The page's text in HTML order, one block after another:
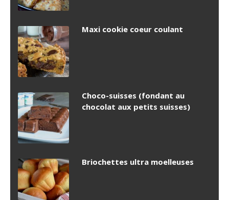
Maxi cookie coeur coulant
Choco-suisses (fondant au
chocolat aux petits suisses)
Briochettes ultra moelleuses